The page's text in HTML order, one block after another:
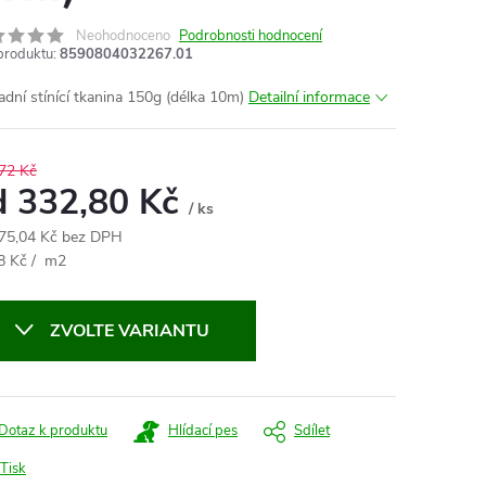
Neohodnoceno Podrobnosti hodnocení
8590804032267.01
stínící tkanina 150g (délka 10m) Detailní informace
Kč
332,80 Kč / ks
Kč bez DPH
Kč / m2
ZVOLTE VARIANTU
Tisk
Dotaz k produktu Hlídací pes Sdílet